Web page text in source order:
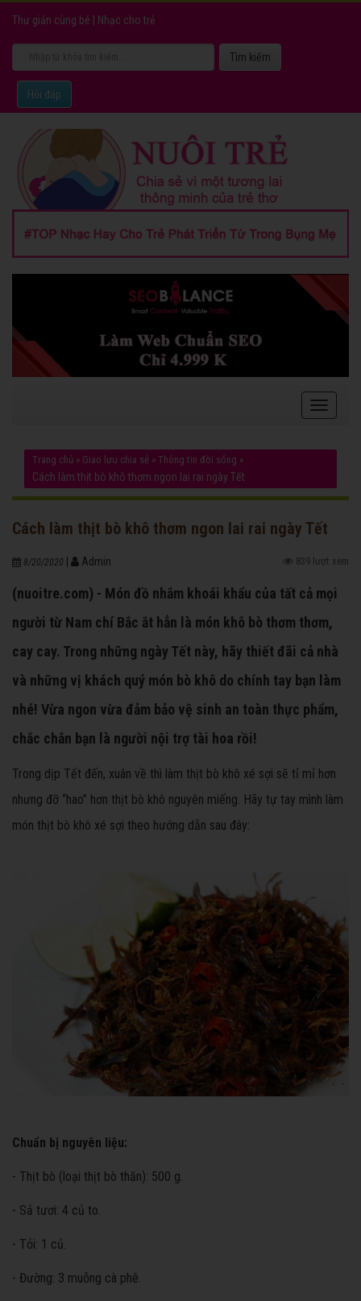
Thư giản cùng bé Nhạc cho trẻ
Hỏi đáp
Trang chủ » Giao lưu chia sẻ » Thông tin đời sống »
Cách làm thịt bò khô thơm ngon lai rai ngày Tết
Cách làm thịt bò khô thơm ngon lai rai ngày Tết
8/20/2020 Admin 839 lượt xem
(nuoitre.com) - Món đồ nhắm khoái khẩu của tất cả mọi
người từ Nam chí Bắc ắt hẳn là món khô bò thơm thơm,
cay cay. Trong những ngày Tết này, hãy thiết đãi cả nhà
và những vị khách quý món bò khô do chính tay bạn làm
nhé! Vừa ngon vừa đảm bảo vệ sinh an toàn thực phẩm,
chắc chắn bạn là người nội trợ tài hoa rồi!
Trong dịp Tết đến, xuân về thì làm thịt bò khô xé sợi sẽ tỉ mỉ hơn
nhưng đỡ “hao” hơn thịt bò khô nguyên miếng. Hãy tự tay mình làm
món thịt bò khô xé sợi theo hướng dẫn sau đây:
Chuẩn bị nguyên liệu:
- Thịt bò (loại thịt bò thăn): 500 g.
- Sả tươi: 4 củ to.
- Tỏi: 1 củ.
- Đường: 3 muỗng cà phê.